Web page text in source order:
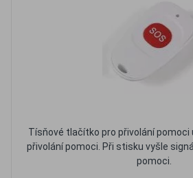
Tísňové tlačítko pro přivolání
přivolání pomoci. Při stisku vyšle
pomoci.